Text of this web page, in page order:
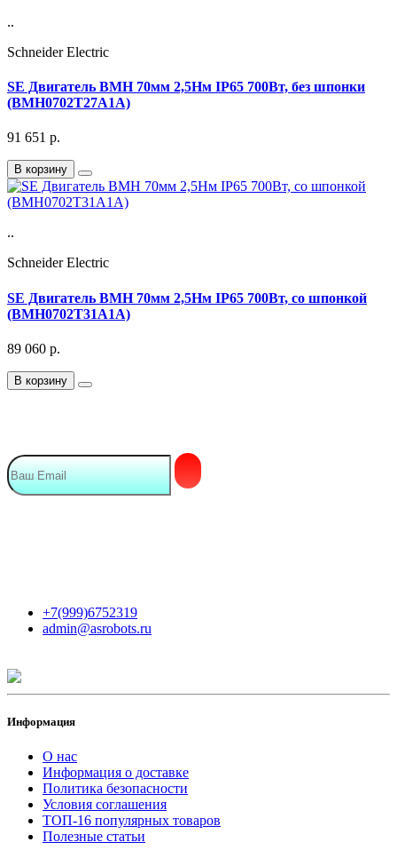
..
Schneider Electric
SE Двигатель BMH 70мм 2,5Нм IP65 700Вт, без шпонки
(BMH0702T27A1A)
91 651 р.
В корзину
..
Schneider Electric
SE Двигатель BMH 70мм 2,5Нм IP65 700Вт, со шпонкой
(BMH0702T31A1A)
89 060 р.
В корзину
+7(999)6752319
admin@asrobots.ru
Информация
О нас
Информация о доставке
Политика безопасности
Условия соглашения
ТОП-16 популярных товаров
Полезные статьи